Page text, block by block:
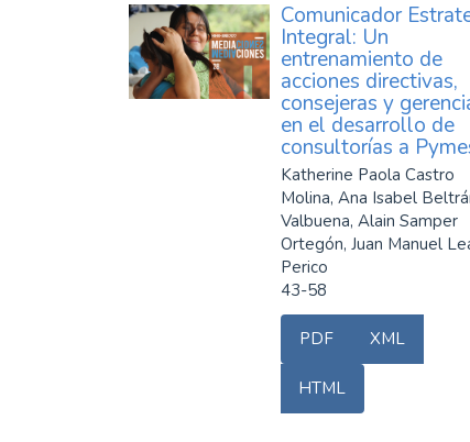
Comunicador
Integral: Un
entrenamiento de
acciones directivas,
consejeras y
en el desarrollo de
consultorías a
Katherine Paola Castro
Molina, Ana Isabel
Valbuena, Alain Samper
Ortegón, Juan Manuel
Perico
43-58
PDF XML
HTML